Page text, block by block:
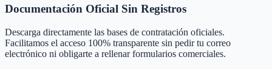
Documentación Oficial Sin Registros
Descarga directamente las bases de contratación oficiales.
Facilitamos el acceso 100% transparente sin pedir tu correo
electrónico ni obligarte a rellenar formularios comerciales.